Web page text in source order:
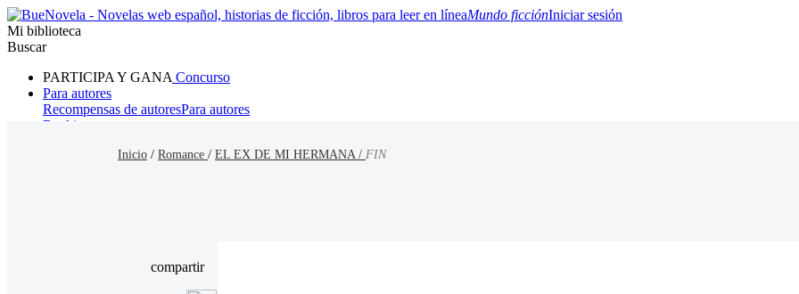
Mundo ficciónIniciar sesión
Mi biblioteca
Buscar
PARTICIPA Y GANA Concurso
Para autores
Recompensas de autoresPara autores
Ranking
Inicio / Romance / EL EX DE MI HERMANA / FIN
compartir